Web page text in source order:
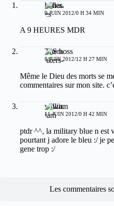
hades
9 JUIN 2012/0 H 34 MIN
A 9 HEURES MDR
The boss
9 JUIN 2012/12 H 27 MIN
Même le Dieu des morts se
commentaires sur mon site.
william
11 JUIN 2012/0 H 42 MIN
ptdr ^^, la military blue n est
pourtant j adore le bleu :/ je
gene trop :/
Les commentaires